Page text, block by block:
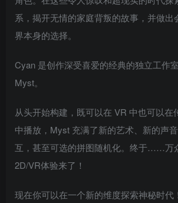
系，揭开无情的家庭背叛的故事，并做出
界本身的选择。
Cyan 是创作深受喜爱的经典的独立工作
Myst。
从头开始构建，既可以在 VR 中也可以在
中播放，Myst 充满了新的艺术、新的声
互，甚至可选的拼图随机化。终于……万
2D/VR体验来了！
现在你可以在一个新的维度探索神秘时代